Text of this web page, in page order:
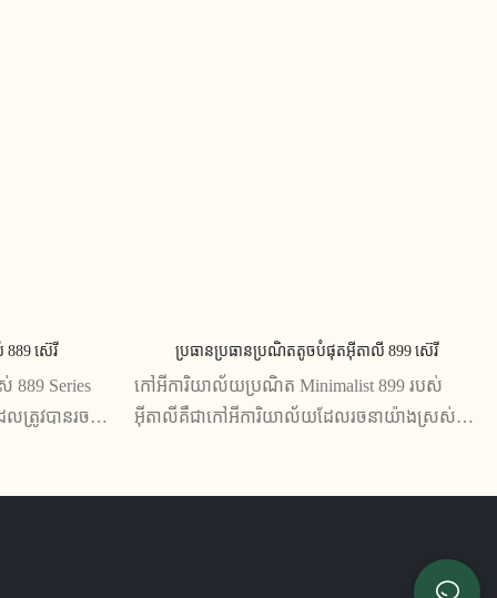
ស៊េរី
889 Series
រូវបានរចនា
ប្រធាន​ប្រធាន​ប្រណិត​តូច​បំផុត​អ៊ីតាលី 899 ស៊េរី
កៅអីការិយាល័យប្រណិត Minimalist 899 របស់
អ៊ីតាលីគឺជាកៅអីការិយាល័យដែលរចនាយ៉ាងស្រស់